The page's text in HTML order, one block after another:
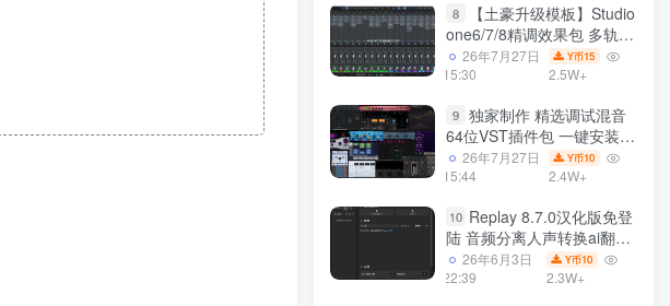
8
【土豪升级模板】Studio
one6/7/8精调效果包 多轨道
效果模式可选 声卡调试好预
设模板 带插件全套文件
26年7月27日
15:30
Y币15
2.5W+
9 独家制作 精选调试混音
64位VST插件包 一键安装
600个效果器合集v2.0 WiN
支持定制
26年7月27日
15:44
Y币10
2.4W+
10 Replay 8.7.0汉化版免登
陆 音频分离人声转换ai翻唱
支持50系显卡 一键安装
WiN
26年6月3日
22:39
Y币10
2.3W+